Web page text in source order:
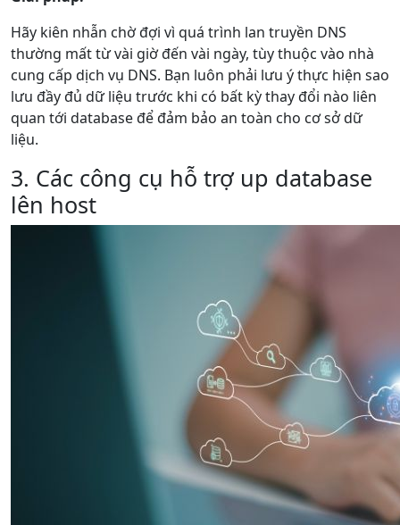
Hãy kiên nhẫn chờ đợi vì quá trình lan truyền DNS
thường mất từ vài giờ đến vài ngày, tùy thuộc vào nhà
cung cấp dịch vụ DNS. Bạn luôn phải lưu ý thực hiện sao
lưu đầy đủ dữ liệu trước khi có bất kỳ thay đổi nào liên
quan tới database để đảm bảo an toàn cho cơ sở dữ
liệu.
3. Các công cụ hỗ trợ up database
lên host